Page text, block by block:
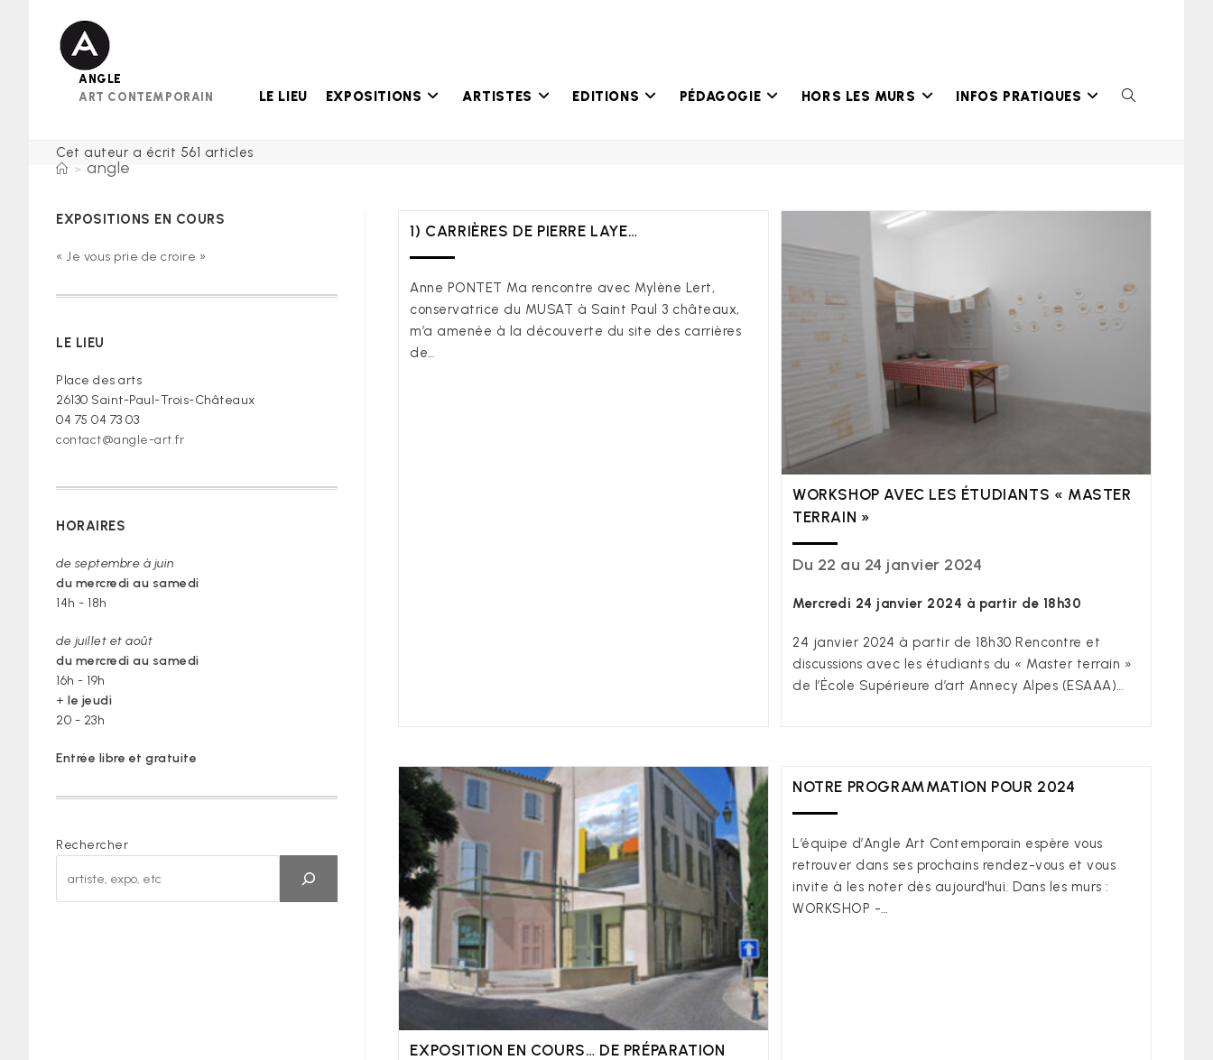
ANGLE
ART CONTEMPORAIN
LE LIEU EXPOSITIONS ARTISTES EDITIONS PÉDAGOGIE HORS LES MURS INFOS PRATIQUES TOGGLE
Cet auteur a écrit 561 articles
> angle
1) CARRIÈRES DE PIERRE LAYE…
Anne PONTET Ma rencontre avec Mylène Lert,
conservatrice du MUSAT à Saint Paul 3 châteaux,
m’a amenée à la découverte du site des carrières
de…
WORKSHOP AVEC LES ÉTUDIANTS « MASTER
TERRAIN »
Du 22 au 24 janvier 2024
Mercredi 24 janvier 2024 à partir de 18h30
24 janvier 2024 à partir de 18h30 Rencontre et
discussions avec les étudiants du « Master terrain »
de l’École Supérieure d’art Annecy Alpes (ESAAA)…
EXPOSITION EN COURS… DE PRÉPARATION
NOTRE PROGRAMMATION POUR 2024
L’équipe d’Angle Art Contemporain espère vous
retrouver dans ses prochains rendez-vous et vous
invite à les noter dès aujourd'hui. Dans les murs :
WORKSHOP -…
EXPOSITIONS EN COURS
« Je vous prie de croire »
LE LIEU
Place des arts
26130 Saint-Paul-Trois-Châteaux
04 75 04 73 03
contact@angle-art.fr
HORAIRES
de septembre à juin
du mercredi au samedi
14h - 18h
de juillet et août
du mercredi au samedi
16h - 19h
+ le jeudi
20 - 23h
Entrée libre et gratuite
Rechercher